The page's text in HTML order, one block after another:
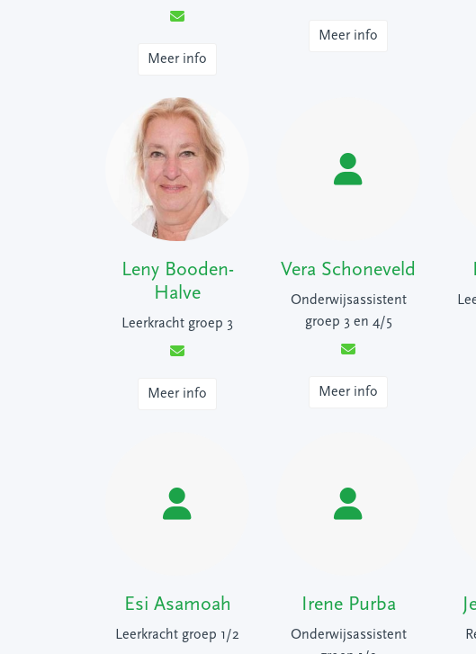
Meer info
Meer info
Leny Booden-
Halve
Leerkracht groep 3
Meer info
Vera Schoneveld
Onderwijsassistent
groep 3 en 4/5
Meer info
Esi Asamoah
Leerkracht groep 1/2
Irene Purba
Onderwijsassistent